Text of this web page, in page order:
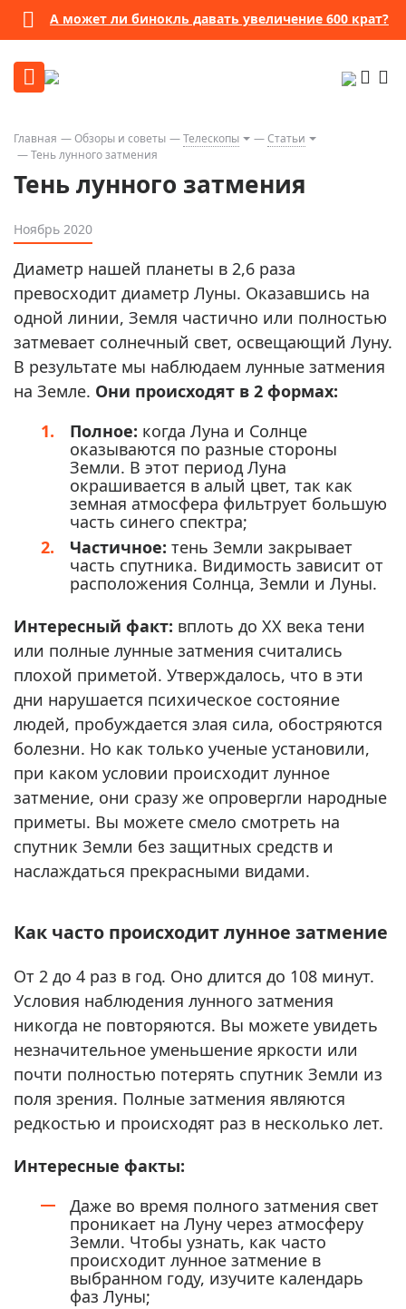
А может ли бинокль давать увеличение 600 крат?
Главная Обзоры и советы Телескопы
Статьи
Тень лунного затмения
Тень лунного затмения
Ноябрь 2020
Диаметр нашей планеты в 2,6 раза
превосходит диаметр Луны. Оказавшись на
одной линии, Земля частично или полностью
затмевает солнечный свет, освещающий Луну.
В результате мы наблюдаем лунные затмения
на Земле. Они происходят в 2 формах:
Полное: когда Луна и Солнце
оказываются по разные стороны
Земли. В этот период Луна
окрашивается в алый цвет, так как
земная атмосфера фильтрует большую
часть синего спектра;
Частичное: тень Земли закрывает
часть спутника. Видимость зависит от
расположения Солнца, Земли и Луны.
Интересный факт: вплоть до ХХ века тени
или полные лунные затмения считались
плохой приметой. Утверждалось, что в эти
дни нарушается психическое состояние
людей, пробуждается злая сила, обостряются
болезни. Но как только ученые установили,
при каком условии происходит лунное
затмение, они сразу же опровергли народные
приметы. Вы можете смело смотреть на
спутник Земли без защитных средств и
наслаждаться прекрасными видами.
Как часто происходит лунное затмение
От 2 до 4 раз в год. Оно длится до 108 минут.
Условия наблюдения лунного затмения
никогда не повторяются. Вы можете увидеть
незначительное уменьшение яркости или
почти полностью потерять спутник Земли из
поля зрения. Полные затмения являются
редкостью и происходят раз в несколько лет.
Интересные факты:
Даже во время полного затмения свет
проникает на Луну через атмосферу
Земли. Чтобы узнать, как часто
происходит лунное затмение в
выбранном году, изучите календарь
фаз Луны;